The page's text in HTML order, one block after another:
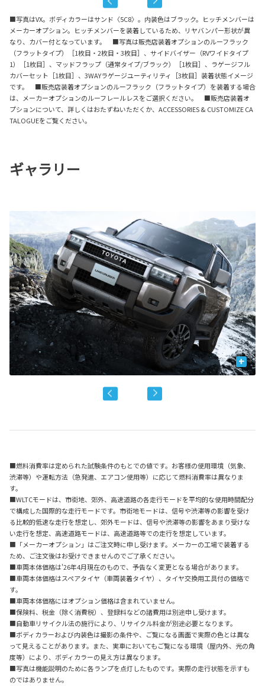
■写真はVX。ボディカラーはサンド〈5C8〉。内装色はブラック。ヒッチメンバーは
メーカーオプション。ヒッチメンバーを装着しているため、リヤバンパー形状が異
なり、カバー付となっています。 ■写真は販売店装着オプションのルーフラック
（フラットタイプ）［1枚目・2枚目・3枚目］、サイドバイザー（RVワイドタイプ
1）［1枚目］、マッドフラップ（通常タイプ/ブラック）［1枚目］、ラゲージフル
カバーセット［1枚目］、3WAYラゲージユーティリティ［3枚目］装着状態イメージ
です。 ■販売店装着オプションのルーフラック（フラットタイプ）を装着する場合
は、メーカーオプションのルーフレールレスをご選択ください。 ■販売店装着オ
プションについて、詳しくはおたずねいただくか、ACCESSORIES & CUSTOMIZE CA
TALOGUEをご覧ください。
ギャラリー
+
■燃料消費率は定められた試験条件のもとでの値です。お客様の使用環境（気象、
渋滞等）や運転方法（急発進、エアコン使用等）に応じて燃料消費率は異なりま
す。
■WLTCモードは、市街地、郊外、高速道路の各走行モードを平均的な使用時間配分
で構成した国際的な走行モードです。市街地モードは、信号や渋滞等の影響を受け
る比較的低速な走行を想定し、郊外モードは、信号や渋滞等の影響をあまり受けな
い走行を想定、高速道路モードは、高速道路等での走行を想定しています。
■「メーカーオプション」はご注文時に申し受けます。メーカーの工場で装着する
ため、ご注文後はお受けできませんのでご了承ください。
■車両本体価格は'26年4月現在のもので、予告なく変更となる場合があります。
■車両本体価格はスペアタイヤ（車両装着タイヤ）、タイヤ交換用工具付の価格で
す。
■車両本体価格にはオプション価格は含まれていません。
■保険料、税金（除く消費税）、登録料などの諸費用は別途申し受けます。
■自動車リサイクル法の施行により、リサイクル料金が別途必要となります。
■ボディカラーおよび内装色は撮影の条件や、ご覧になる画面で実際の色とは異な
って見えることがあります。また、実車においてもご覧になる環境（屋内外、光の角
度等）により、ボディカラーの見え方は異なります。
■写真は機能説明のために各ランプを点灯したものです。実際の走行状態を示すも
のではありません。